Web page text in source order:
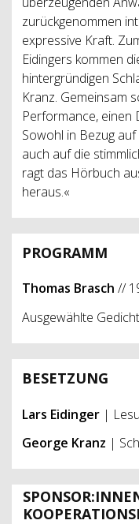
zurückgenommen
expressive Kraft.
Eidingers kommen
hintergründigen
Kranz. Gemeinsam
Performance, einen
Sowohl in Bezug
auch auf die
ragt das Hörbuch
heraus.«
PROGRAMM
Thomas Brasch //
Ausgewählte
BESETZUNG
Lars Eidinger |
George Kranz |